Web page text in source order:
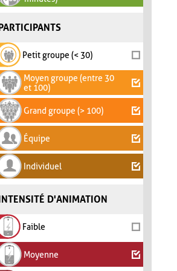
Petit groupe (< 30)
Moyen groupe (entre 30
et 100)
Grand groupe (> 100)
Équipe
Individuel
D'ANIMATION
Faible
Moyenne